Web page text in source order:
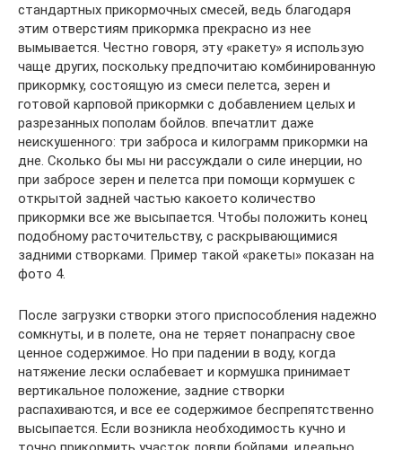
стандартных прикормочных смесей, ведь благодаря
этим отверстиям прикормка прекрасно из нее
вымывается. Честно говоря, эту «ракету» я использую
чаще других, поскольку предпочитаю комбинированную
прикормку, состоящую из смеси пелетса, зерен и
готовой карповой прикормки с добавлением целых и
разрезанных пополам бойлов. впечатлит даже
неискушенного: три заброса и килограмм прикормки на
дне. Сколько бы мы ни рассуждали о силе инерции, но
при забросе зерен и пелетса при помощи кормушек с
открытой задней частью какоето количество
прикормки все же высыпается. Чтобы положить конец
подобному расточительству, с раскрывающимися
задними створками. Пример такой «ракеты» показан на
фото 4.
После загрузки створки этого приспособления надежно
сомкнуты, и в полете, она не теряет понапрасну свое
ценное содержимое. Но при падении в воду, когда
натяжение лески ослабевает и кормушка принимает
вертикальное положение, задние створки
распахиваются, и все ее содержимое беспрепятственно
высыпается. Если возникла необходимость кучно и